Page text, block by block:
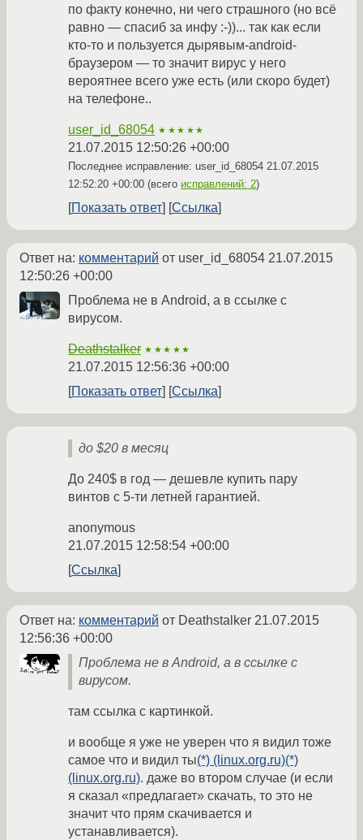
по факту конечно, ни чего страшного (но всё
равно — спасиб за инфу :-))... так как если
кто-то и пользуется дырявым-android-
браузером — то значит вирус у него
вероятнее всего уже есть (или скоро будет)
на телефоне..
user_id_68054 ★★★★★
21.07.2015 12:50:26 +00:00
Последнее исправление: user_id_68054 21.07.2015
12:52:20 +00:00 (всего исправлений: 2)
Показать ответ Ссылка
Ответ на: комментарий от user_id_68054 21.07.2015
12:50:26 +00:00
Проблема не в Android, а в ссылке с
вирусом.
Deathstalker ★★★★★
21.07.2015 12:56:36 +00:00
Показать ответ
Ссылка
до $20 в месяц
До 240$ в год — дешевле купить пару
винтов с 5-ти летней гарантией.
anonymous
21.07.2015 12:58:54 +00:00
Ссылка
Ответ на: комментарий от Deathstalker 21.07.2015
12:56:36 +00:00
Проблема не в Android, а в ссылке с
вирусом.
там ссылка с картинкой.
и вообще я уже не уверен что я видил тоже
самое что и видил ты(*) (linux.org.ru)(*)
(linux.org.ru). даже во втором случае (и если
я сказал «предлагает» скачать, то это не
значит что прям скачивается и
устанавливается).